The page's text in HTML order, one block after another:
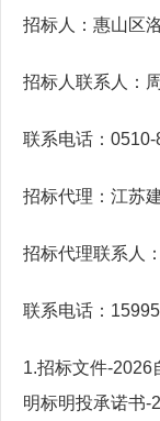
招标人：惠山区
招标人联系人：
联系电话：
招标代理：江苏
招标代理联系人
联系电话：
1.招标文件-2026
明标明投承诺书-